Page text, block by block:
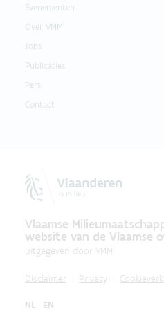
Evenementen
Over VMM
Jobs
Publicaties
Pers
Contact
Vlaamse
website van de Vlaamse
uitgegeven door VMM
Disclaimer Privacy
NL EN